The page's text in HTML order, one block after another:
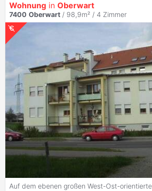
Wohnung in Oberwart
7400 Oberwart / 98,9m² / 4 Zimmer
Auf dem ebenen großen West-Ost-